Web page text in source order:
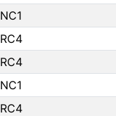
NC1
RC4
RC4
NC1
RC4